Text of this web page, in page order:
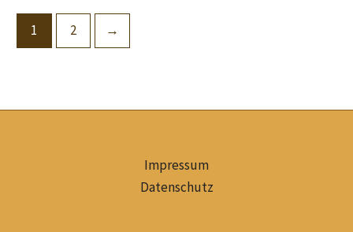
1 2 →
Impressum
Datenschutz